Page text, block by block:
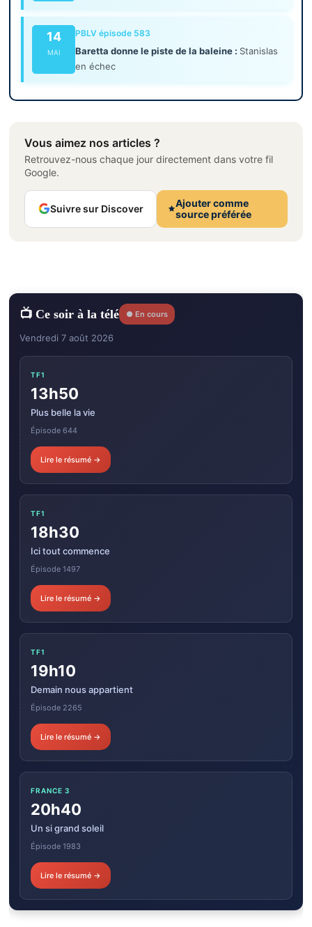
14
MAI
PBLV épisode 583
Baretta donne le piste de la baleine : Stanislas
en échec
Vous aimez nos articles ?
Retrouvez-nous chaque jour directement dans votre fil
Google.
Suivre sur Discover
Ajouter comme
source préférée
📺 Ce soir à la télé ● En cours
Vendredi 7 août 2026
TF1
13h50
Plus belle la vie
Épisode 644
Lire le résumé →
TF1
18h30
Ici tout commence
Épisode 1497
Lire le résumé →
TF1
19h10
Demain nous appartient
Épisode 2265
Lire le résumé →
FRANCE 3
20h40
Un si grand soleil
Épisode 1983
Lire le résumé →